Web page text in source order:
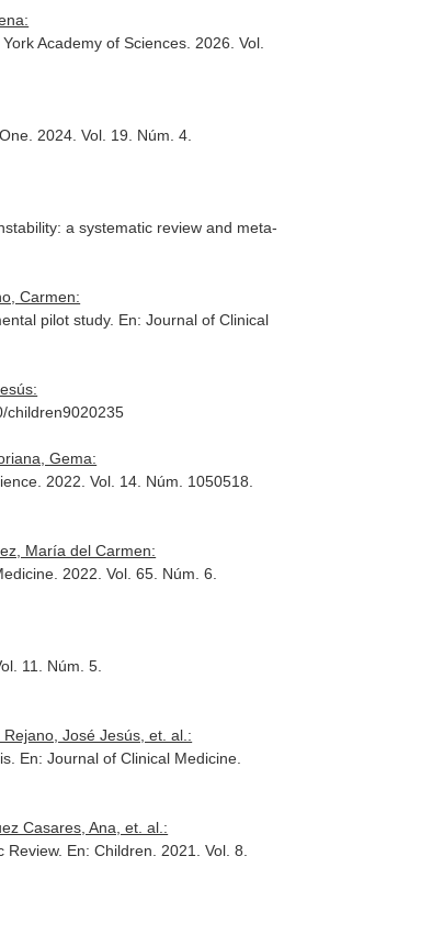
Academy of Sciences . 2026. Vol.
. 2024. Vol. 19. Núm. 4.
a systematic review and meta-
Carmen:
pilot study. En: Journal of Clinical
children9020235
Gema:
. 2022. Vol. 14. Núm. 1050518.
María del Carmen:
. 2022. Vol. 65. Núm. 6.
11. Núm. 5.
José Jesús, et. al.:
En: Journal of Clinical Medicine
Casares, Ana, et. al.:
Review. En: Children . 2021. Vol. 8.